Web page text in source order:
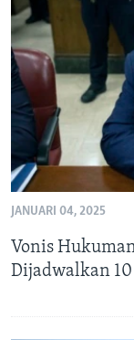
JANUARI 04, 2025
Vonis
Dijadwalkan